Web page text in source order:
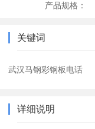
产品规格：
关键词
武汉马钢彩钢板电话
详细说明